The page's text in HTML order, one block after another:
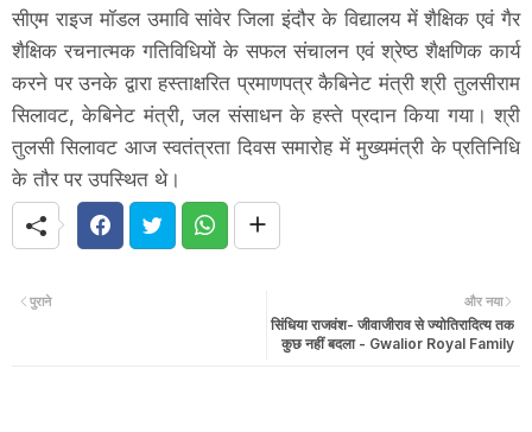
सीएम राइज मॉडल उमावि सांवेर जिला इंदौर के विद्यालय में शैक्षिक एवं गैर
शैक्षिक रचनात्मक गतिविधियों के सफल संचालन एवं श्रेष्ठ शैक्षणिक कार्य
करने पर उनके द्वारा हस्ताक्षरित प्रमाणपत्र कैबिनेट मंत्री श्री तुलसीराम
सिलावट, केबिनेट मंत्री, जल संसाधन के हस्ते प्रदान किया गया। श्री
तुलसी सिलावट आज स्वतंत्रता दिवस समारोह में मुख्यमंत्री के प्रतिनिधि
के तौर पर उपस्थित थे।
और नया
सिंधिया राजवंश- जीवाजीराव से ज्योतिरादित्य तक
कुछ नहीं बदला - Gwalior Royal Family
पुराने